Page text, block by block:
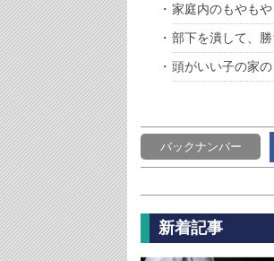
家庭内のもやも
部下を潰して、
頭がいい子の家
バックナンバー
新着記事